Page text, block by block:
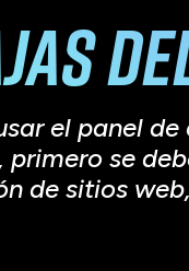
el panel
primero se
de sitios